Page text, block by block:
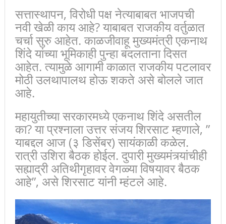
सत्तास्थापन, विरोधी पक्ष नेत्याबाबत भाजपची
नवी खेळी काय आहे? याबाबत राजकीय वर्तुळात
चर्चा सुरु आहेत. काळजीवाहू मुख्यमंत्री एकनाथ
शिंदे यांच्या भूमिकाही पुन्हा बदलताना दिसत
आहेत. त्यामुळे आगामी काळात राजकीय पटलावर
मोठी उलथापालथ होऊ शकते असे बोलले जात
आहे.
महायुतीच्या सरकारमध्ये एकनाथ शिंदे असतील
का? या प्रश्नाला उत्तर संजय शिरसाट म्हणाले, ”
याबद्दल आज (३ डिसेंबर) सायंकाळी कळेल.
रात्री उशिरा बैठक होईल. दुपारी मुख्यमंत्र्यांचीही
सह्याद्री अतिथीगृहावर वेगळ्या विषयावर बैठक
आहे”, असे शिरसाट यांनी म्हंटले आहे.